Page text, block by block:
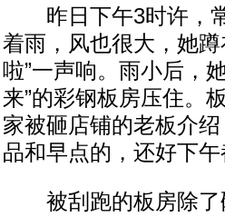
昨日下午3时许，常
着雨，风也很大，她
啦”一声响。雨小后，
来”的彩钢板房压住。
家被砸店铺的老板介
品和早点的，还好下午
被刮跑的板房除了